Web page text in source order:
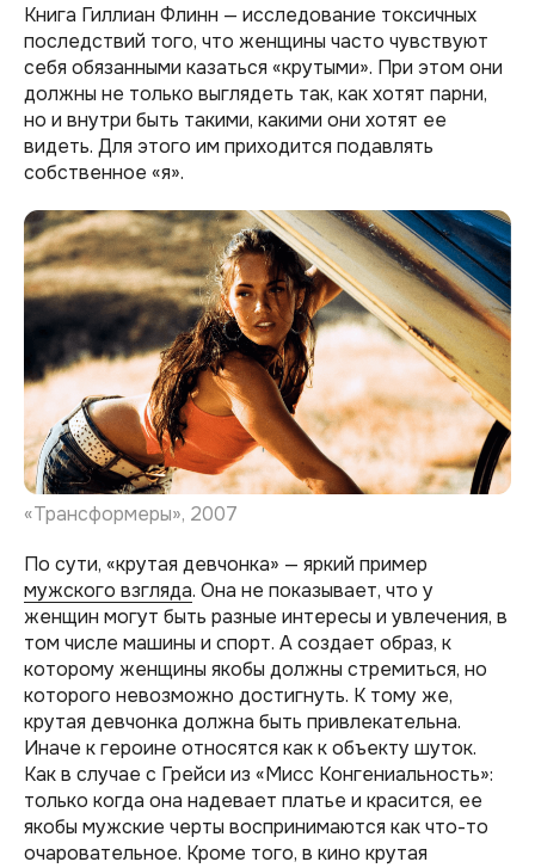
Книга Гиллиан Флинн — исследование токсичных
последствий того, что женщины часто чувствуют
себя обязанными казаться «крутыми». При этом они
должны не только выглядеть так, как хотят парни,
но и внутри быть такими, какими они хотят ее
видеть. Для этого им приходится подавлять
собственное «я».
«Трансформеры», 2007
По сути, «крутая девчонка» — яркий пример
мужского взгляда. Она не показывает, что у
женщин могут быть разные интересы и увлечения, в
том числе машины и спорт. А создает образ, к
которому женщины якобы должны стремиться, но
которого невозможно достигнуть. К тому же,
крутая девчонка должна быть привлекательна.
Иначе к героине относятся как к объекту шуток.
Как в случае с Грейси из «Мисс Конгениальность»:
только когда она надевает платье и красится, ее
якобы мужские черты воспринимаются как что-то
очаровательное. Кроме того, в кино крутая